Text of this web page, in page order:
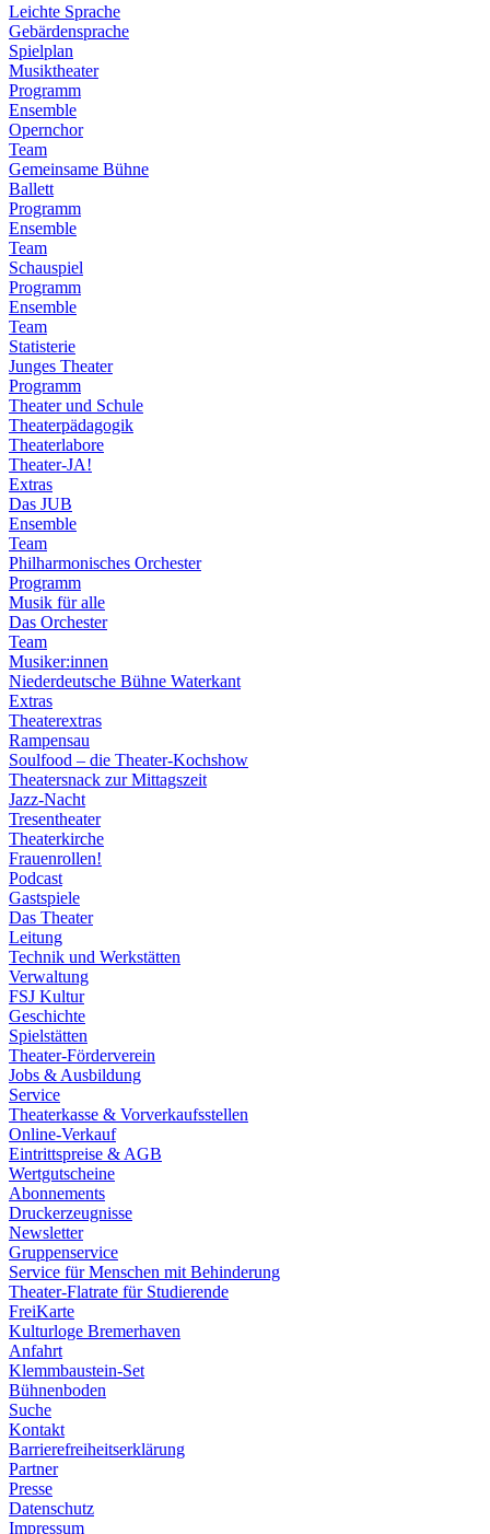
Leichte Sprache
Gebärdensprache
Spielplan
Musiktheater
Programm
Ensemble
Opernchor
Team
Gemeinsame Bühne
Ballett
Programm
Ensemble
Team
Schauspiel
Programm
Ensemble
Team
Statisterie
Junges Theater
Programm
Theater und Schule
Theaterpädagogik
Theaterlabore
Theater-JA!
Extras
Das JUB
Ensemble
Team
Philharmonisches Orchester
Programm
Musik für alle
Das Orchester
Team
Musiker:innen
Niederdeutsche Bühne Waterkant
Extras
Theaterextras
Rampensau
Soulfood – die Theater-Kochshow
Theatersnack zur Mittagszeit
Jazz-Nacht
Tresentheater
Theaterkirche
Frauenrollen!
Podcast
Gastspiele
Das Theater
Leitung
Technik und Werkstätten
Verwaltung
FSJ Kultur
Geschichte
Spielstätten
Theater-Förderverein
Jobs & Ausbildung
Service
Theaterkasse & Vorverkaufsstellen
Online-Verkauf
Eintrittspreise & AGB
Wertgutscheine
Abonnements
Druckerzeugnisse
Newsletter
Gruppenservice
Service für Menschen mit Behinderung
Theater-Flatrate für Studierende
FreiKarte
Kulturloge Bremerhaven
Anfahrt
Klemmbaustein-Set
Bühnenboden
Suche
Kontakt
Barrierefreiheitserklärung
Partner
Presse
Datenschutz
Impressum